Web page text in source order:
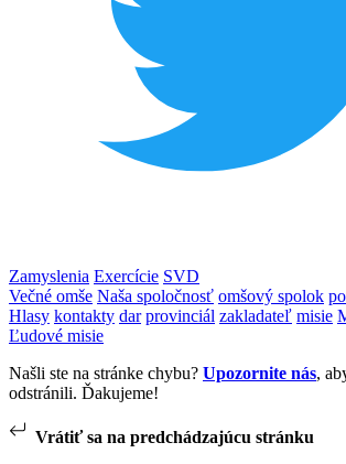
Zamyslenia Exercície SVD
Večné omše Naša spoločnosť omšový spolok
Hlasy kontakty dar provinciál zakladateľ misie
Ľudové misie
Našli ste na stránke chybu? Upozornite nás,
odstránili. Ďakujeme!
Vrátiť sa na predchádzajúcu stránku